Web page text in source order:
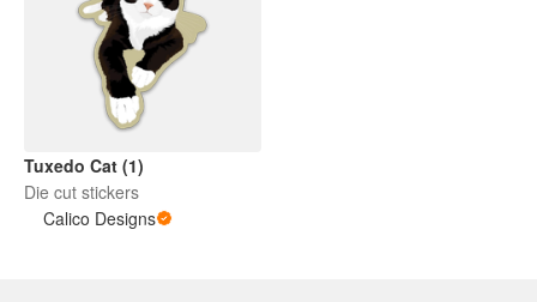
Tuxedo Cat (1)
Die cut stickers
Calico Designs